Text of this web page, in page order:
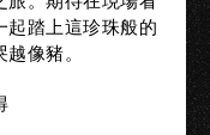
起踏上這珍珠般的
像豬。